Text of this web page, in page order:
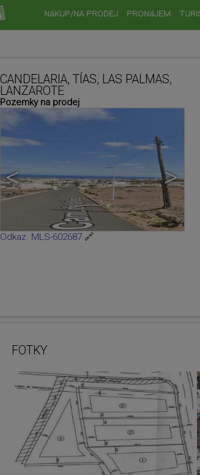
NáKUP/NA PRODEJ PRONáJEM
CANDELARIA, TÍAS, LAS PALMAS,
LANZAROTE
Pozemky na prodej
< >
Odkaz. MLS-602687 🔗
FOTKY